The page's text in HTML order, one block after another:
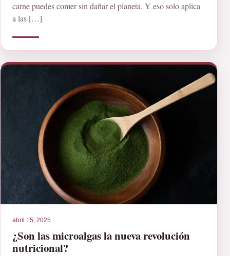
carne puedes comer sin dañar el planeta. Y eso solo aplica
a las […]
abril 15, 2025
¿Son las microalgas la nueva revolución
nutricional?